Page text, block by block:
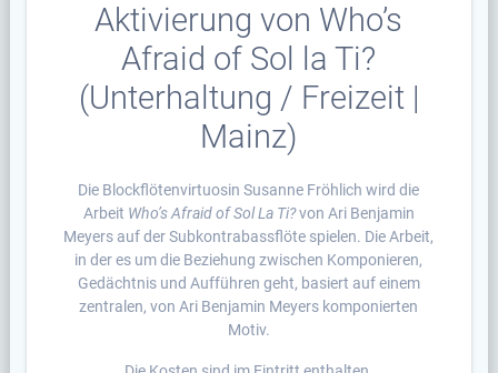
Aktivierung von Who’s
Afraid of Sol la Ti?
(Unterhaltung / Freizeit |
Mainz)
Die Blockflötenvirtuosin Susanne Fröhlich wird die
Arbeit Who’s Afraid of Sol La Ti?von Ari Benjamin
Meyers auf der Subkontrabassflöte spielen. Die Arbeit,
in der es um die Beziehung zwischen Komponieren,
Gedächtnis und Aufführen geht, basiert auf einem
zentralen, von Ari Benjamin Meyers komponierten
Motiv.